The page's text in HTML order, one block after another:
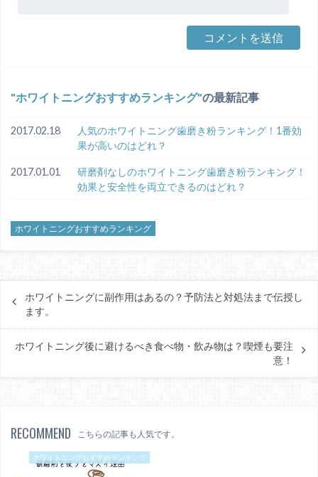
ホワイトニングおすすめランキング の最新記事
2017.02.18
人気のホワイトニング歯磨き粉ランキング！1番効
果が高いのはどれ？
2017.01.01
研磨剤なしのホワイトニング歯磨き粉ランキング！
効果と安全性を両立できるのはどれ？
ホワイトニングおすすめランキング
ホワイトニングに副作用はあるの？予防法と対処法まで伝授し
ます。
ホワイトニング後に避けるべき食べ物・飲み物は？喫煙も要注
意！
RECOMMEND こちらの記事も人気です。
ホワイトニングおすすめランキング